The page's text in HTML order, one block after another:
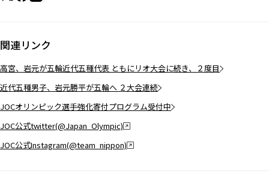
関連リンク
高宮、岩元が五輪近代五種代表 ともにリオ大会に続き、２度目
近代五種男子、岩元勝平が五輪へ ２大会連続
JOCオリンピック選手強化寄付プログラム受付中
JOC公式twitter(@Japan_Olympic)
JOC公式Instagram(@team_nippon)